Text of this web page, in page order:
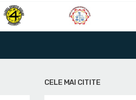
CELE MAI CITITE